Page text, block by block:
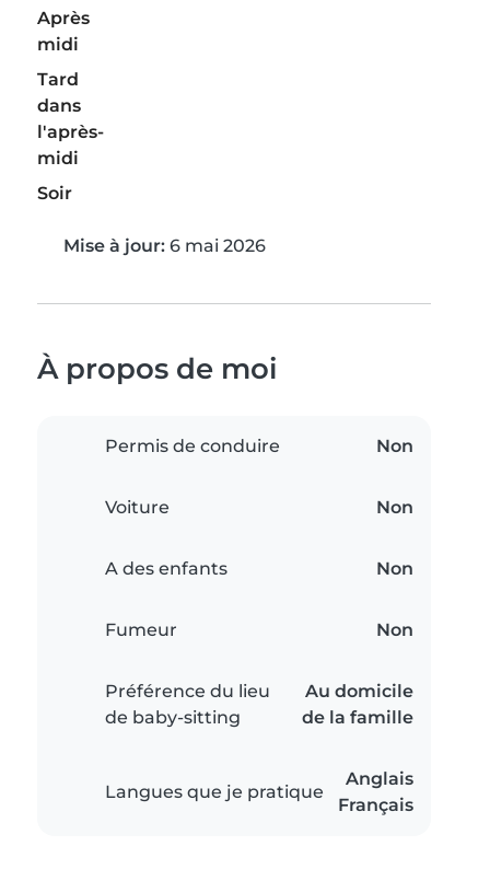
Après
midi
Tard
dans
l'après-
midi
Soir
Mise à jour: 6 mai 2026
À propos de moi
Permis de conduire Non
Voiture Non
A des enfants Non
Fumeur Non
Préférence du lieu
de baby-sitting
Au domicile
de la famille
Langues que je pratique
Anglais
Français